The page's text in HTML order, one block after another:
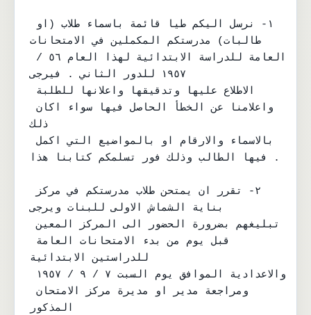
طالبات) مدرستكم المكملين في الامتحانات
١٩٥٧ للدور الثاني . فيرجى
واعلامنا عن الخطأ الحاصل فيها سواء اكان
ذلك
بالاسماء والارقام او بالمواضيع التي اكمل
فيها الطالب وذلك فور تسلمكم كتابنا هذا .
بناية الشماش الاولى للبنات ويرجى
تبليغهم بضرورة الحضور الى المركز المعين
للدراستين الابتدائية
ومراجعة مدير او مديرة مركز الامتحان
المذكور